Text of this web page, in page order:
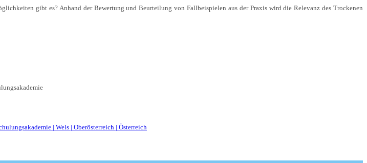
gibt es? Anhand der Bewertung und Beurteilung von Fallbeispielen aus der Praxis wird die Relevanz des Trockenen